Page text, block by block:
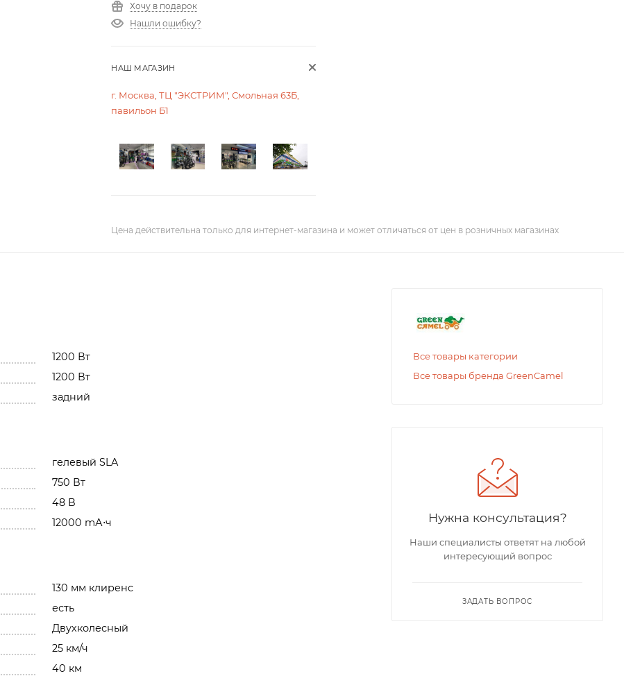
Хочу в подарок
Нашли ошибку?
НАШ МАГАЗИН
г. Москва, ТЦ "ЭКСТРИМ", Смольная 63Б,
павильон Б1
Цена действительна только для интернет-магазина и может отличаться от цен в розничных магазинах
1200 Вт
1200 Вт
задний
гелевый SLA
750 Вт
48 В
12000 mА⋅ч
130 мм клиренс
есть
Двухколесный
25 км/ч
40 км
Все товары категории
Все товары бренда GreenCamel
Нужна консультация?
Наши специалисты ответят на любой
интересующий вопрос
ЗАДАТЬ ВОПРОС